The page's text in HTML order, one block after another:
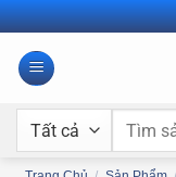
Bỏ
qua
nội
Tìm